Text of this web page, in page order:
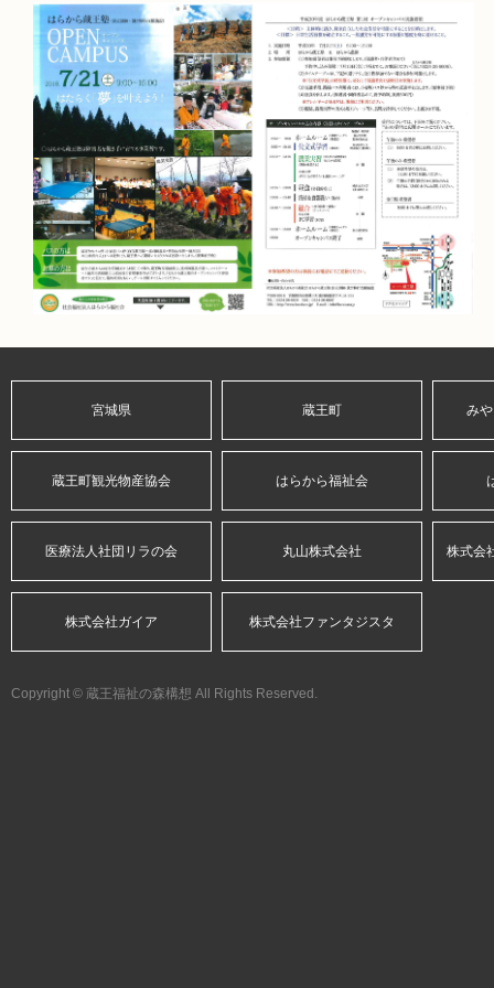
宮城県 蔵王町 み
蔵王町観光物産協会 はらから福祉会
医療法人社団リラの会 丸山株式会社 株式会
株式会社ガイア 株式会社ファンタジスタ
Copyright © 蔵王福祉の森構想 All Rights Reserved.